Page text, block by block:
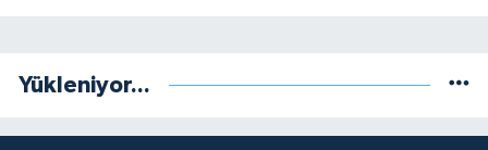
Yükleniyor...